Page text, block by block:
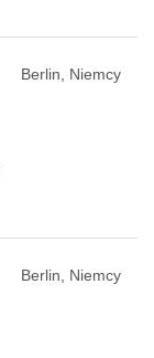
Berlin, Niemcy
Berlin, Niemcy